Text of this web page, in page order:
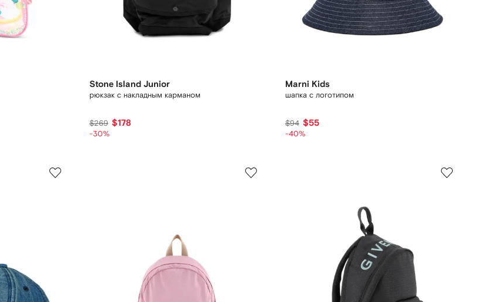
Stone Island Junior
рюкзак с накладным карманом
$269 $178
-30%
Marni Kids
шапка с логотипом
$94 $55
-40%